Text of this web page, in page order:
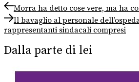
Navigazione
articoli
Previous
post:
Morra ha detto cose vere, ma ha
Next
post:
Il bavaglio al personale
rappresentanti sindacali compresi
Dalla parte di lei